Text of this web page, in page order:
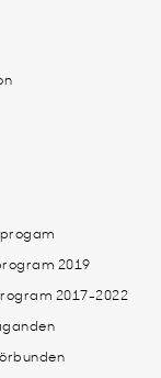
2019
2017-2022